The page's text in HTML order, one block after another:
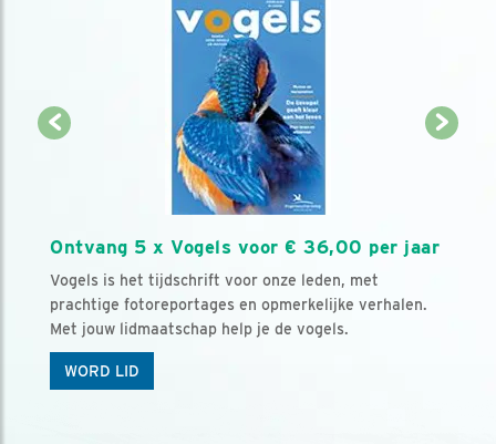
Ontvang 5 x Vogels voor € 36,00 per jaar
Vogels is het tijdschrift voor onze leden, met
prachtige fotoreportages en opmerkelijke verhalen.
Met jouw lidmaatschap help je de vogels.
WORD LID